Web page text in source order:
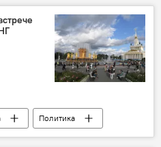
Политика